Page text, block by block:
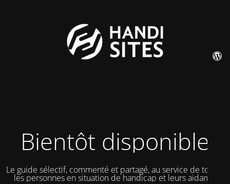
Bientôt disponible
Le guide sélectif, commenté et partagé, au service de toutes
les personnes en situation de handicap et leurs aidants.